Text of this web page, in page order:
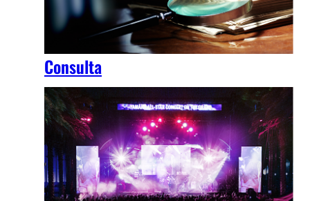
Consulta